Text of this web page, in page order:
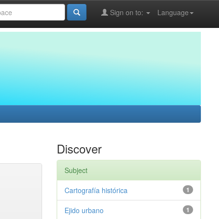
Language
Sign on to:
Discover
Subject
1
Cartografía histórica
1
Ejido urbano